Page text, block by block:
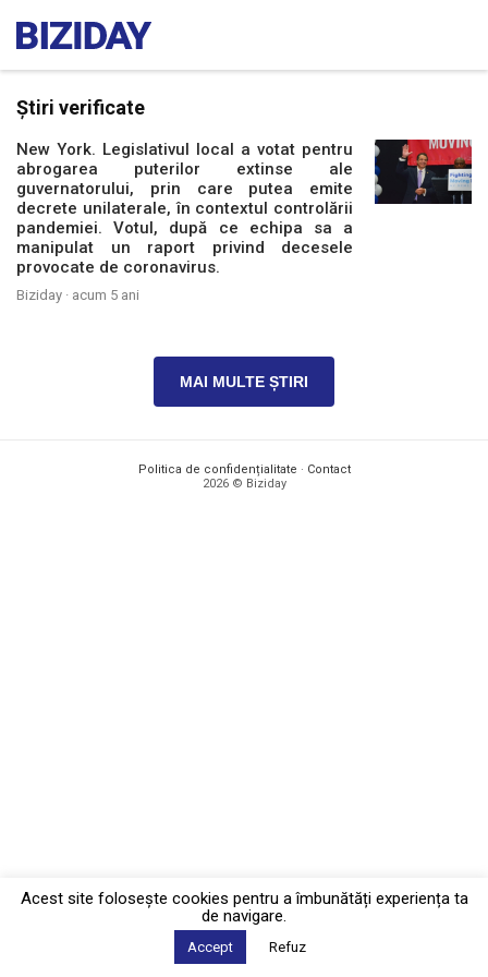
Știri verificate
New York. Legislativul local a votat pentru
abrogarea puterilor extinse ale
guvernatorului, prin care putea emite
decrete unilaterale, în contextul controlării
pandemiei. Votul, după ce echipa sa a
manipulat un raport privind decesele
provocate de coronavirus.
Biziday · acum 5 ani
MAI MULTE ȘTIRI
Politica de confidențialitate · Contact
2026 © Biziday
Acest site foloseşte cookies pentru a îmbunătăți experiența ta
de navigare.
Accept Refuz